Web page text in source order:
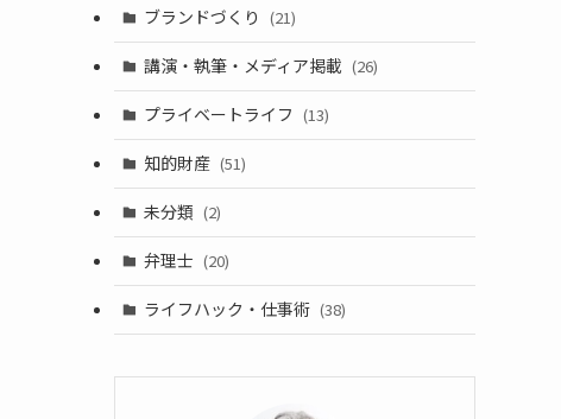
ブランドづくり (21)
講演・執筆・メディア掲載 (26)
プライベートライフ (13)
知的財産 (51)
未分類 (2)
弁理士 (20)
ライフハック・仕事術 (38)